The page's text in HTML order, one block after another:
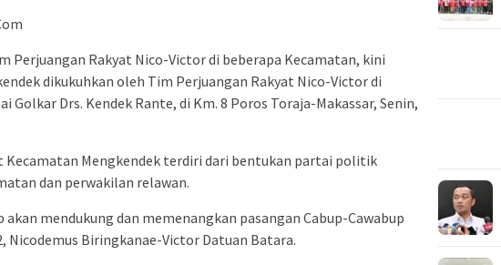
Perjuangan Rakyat Nico-Victor di beberapa Kecamatan, kini
dikukuhkan oleh Tim Perjuangan Rakyat Nico-Victor di
Golkar Drs. Kendek Rante, di Km. 8 Poros Toraja-Makassar, Senin,
Mengkendek terdiri dari bentukan partai politik
dan perwakilan relawan.
akan mendukung dan memenangkan pasangan Cabup-Cawabup
Nicodemus Biringkanae-Victor Datuan Batara.